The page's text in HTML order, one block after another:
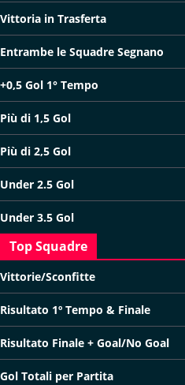
Vittoria in Trasferta
Entrambe le Squadre Segnano
+0,5 Gol 1° Tempo
Più di 1,5 Gol
Più di 2,5 Gol
Under 2.5 Gol
Under 3.5 Gol
Top Squadre
Vittorie/Sconfitte
Risultato 1º Tempo & Finale
Risultato Finale + Goal/No Goal
Gol Totali per Partita